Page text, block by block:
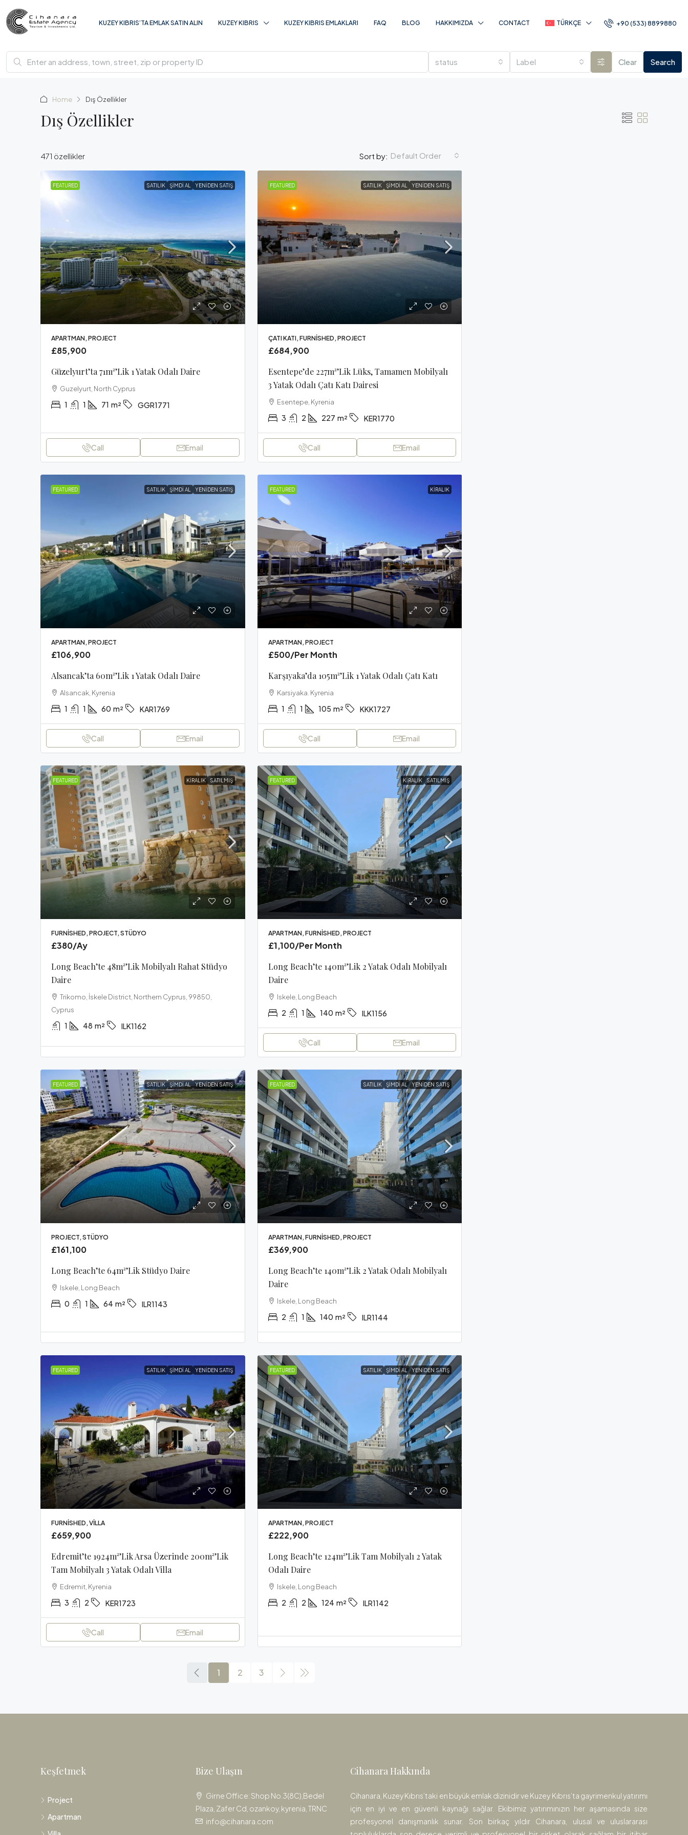
KUZEY KIBRIS’TA EMLAK SATIN ALIN KUZEY KIBRIS KUZEY KIBRIS EMLAKLARI FAQ BLOG HAKKIMIZDA CONTACT TÜRKÇE +90 (533) 8899880
status Label Clear Search
Home Dış Özellikler
Dış Özellikler
471 özellikler Sort by: Default Order
FEATURED SATILIK ŞIMDI AL YENIDEN SATIŞ
APARTMAN, PROJECT
£85,900
Güzelyurt’ta 71m²’lik 1 Yatak Odalı Daire
Guzelyurt, North Cyprus
1 1 71 m² GGR1771
Call Email
FEATURED SATILIK ŞIMDI AL YENIDEN SATIŞ
ÇATI KATI, FURNISHED, PROJECT
£684,900
Esentepe’de 227m²’lik Lüks, Tamamen Mobilyalı
3 Yatak Odalı Çatı Katı Dairesi
Esentepe, Kyrenia
3 2 227 m² KER1770
Call Email
FEATURED SATILIK ŞIMDI AL YENIDEN SATIŞ
APARTMAN, PROJECT
£106,900
Alsancak’ta 60m²’lik 1 Yatak Odalı Daire
Alsancak, Kyrenia
1 1 60 m² KAR1769
Call Email
FEATURED KIRALIK
APARTMAN, PROJECT
£500/Per Month
Karşıyaka’da 105m²’lik 1 Yatak Odalı Çatı Katı
Karsiyaka. Kyrenia
1 1 105 m² KKK1727
Call Email
FEATURED KIRALIK SATILMIŞ
FURNISHED, PROJECT, STÜDYO
£380/Ay
Long Beach’te 48m²’lik Mobilyalı Rahat Stüdyo
Daire
Trikomo, İskele District, Northern Cyprus, 99850,
Cyprus
1 48 m² ILK1162
FEATURED KIRALIK SATILMIŞ
APARTMAN, FURNISHED, PROJECT
£1,100/Per Month
Long Beach’te 140m²’lik 2 Yatak Odalı Mobilyalı
Daire
Iskele, Long Beach
2 1 140 m² ILK1156
Call Email
FEATURED SATILIK ŞIMDI AL YENIDEN SATIŞ
PROJECT, STÜDYO
£161,100
Long Beach’te 64m²’lik Stüdyo Daire
Iskele, Long Beach
0 1 64 m² ILR1143
FEATURED SATILIK ŞIMDI AL YENIDEN SATIŞ
APARTMAN, FURNISHED, PROJECT
£369,900
Long Beach’te 140m²’lik 2 Yatak Odalı Mobilyalı
Daire
Iskele, Long Beach
2 1 140 m² ILR1144
FEATURED SATILIK ŞIMDI AL YENIDEN SATIŞ
FURNISHED, VILLA
£659,900
Edremit’te 1924m²’lik Arsa Üzerinde 200m²’lik
Tam Mobilyalı 3 Yatak Odalı Villa
Edremit, Kyrenia
3 2 KER1723
Call Email
FEATURED SATILIK ŞIMDI AL YENIDEN SATIŞ
APARTMAN, PROJECT
£222,900
Long Beach’te 124m²’lik Tam Mobilyalı 2 Yatak
Odalı Daire
Iskele, Long Beach
2 2 124 m² ILR1142
1 2 3
Keşfetmek
Project
Apartman
Bize Ulaşın
Girne Office: Shop No.3(8C),Bedel
Plaza, Zafer Cd, ozankoy, kyrenia, TRNC
info@cihanara.com
Cihanara Hakkında
Cihanara, Kuzey Kıbrıs’taki en büyük emlak dizinidir ve Kuzey Kıbrıs’ta gayrimenkul yatırımı
için en iyi ve en güvenli kaynağı sağlar. Ekibimiz yatırımınızın her aşamasında size
profesyonel danışmanlık sunar. Son birkaç yıldır Cihanara, ulusal ve uluslararası